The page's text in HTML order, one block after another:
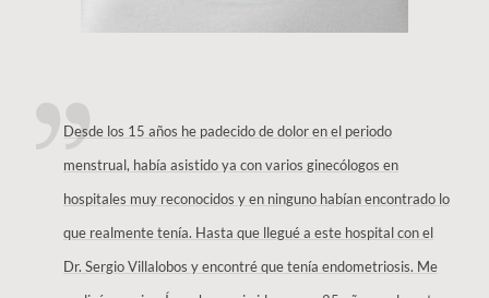
Desde los 15 años he padecido de dolor en el periodo
menstrual, había asistido ya con varios ginecólogos en
hospitales muy reconocidos y en ninguno habían encontrado lo
que realmente tenía. Hasta que llegué a este hospital con el
Dr. Sergio Villalobos y encontré que tenía endometriosis. Me